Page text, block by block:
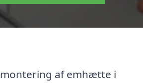
af emhætte i